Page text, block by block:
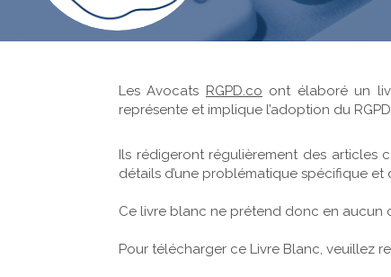
Les Avocats RGPD.co ont élaboré un
représente et implique l’adoption du
Ils rédigeront régulièrement des articles
détails d’une problématique spécifique et
Ce livre blanc ne prétend donc en aucun
Pour télécharger ce Livre Blanc, veuillez